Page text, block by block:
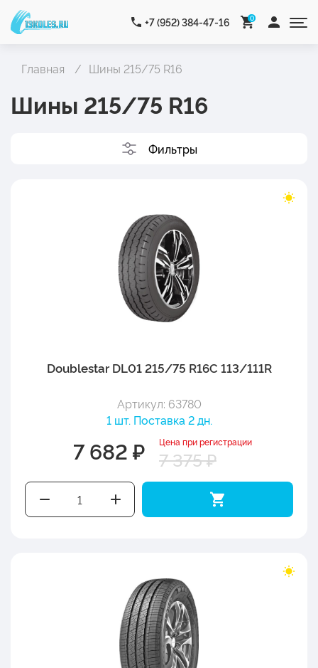
+7 (952) 384-47-16 0
Главная Шины 215/75 R16
Шины 215/75 R16
Фильтры
Doublestar DL01 215/75 R16C 113/111R
Артикул: 63780
1 шт. Поставка 2 дн.
7 682 ₽ Цена при регистрации
7 375 ₽